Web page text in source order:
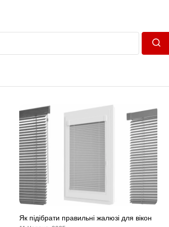
Як підібрати правильні жалюзі для вікон